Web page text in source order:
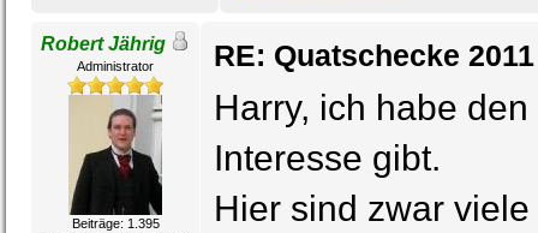
Robert Jährig
Administrator
Beiträge: 1.395
RE: Quatschecke 2011
Harry, ich habe
Interesse gibt.
Hier sind zwar